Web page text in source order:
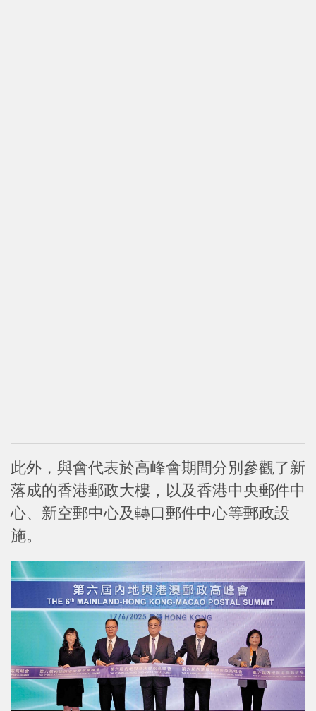
此外，與會代表於高峰會期間分別參觀了新
落成的香港郵政大樓，以及香港中央郵件中
心、新空郵中心及轉口郵件中心等郵政設
施。